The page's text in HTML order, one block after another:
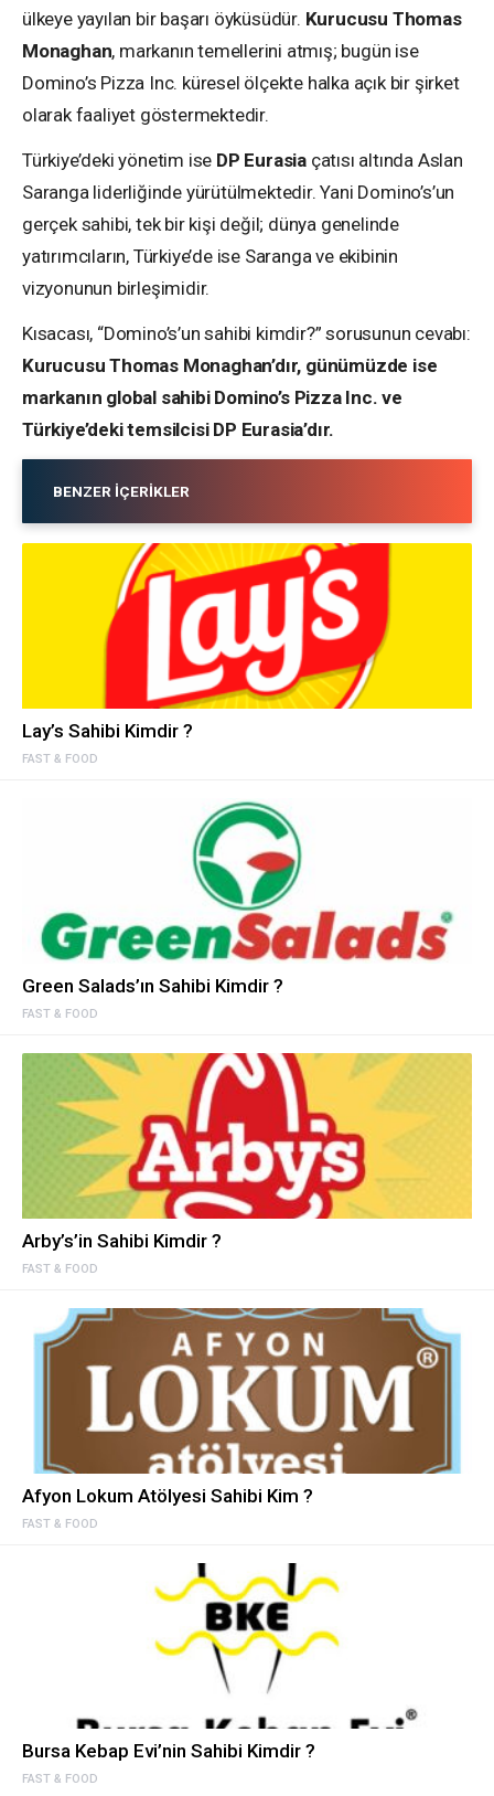
ülkeye yayılan bir başarı öyküsüdür. Kurucusu Thomas
Monaghan, markanın temellerini atmış; bugün ise
Domino’s Pizza Inc. küresel ölçekte halka açık bir şirket
olarak faaliyet göstermektedir.
Türkiye’deki yönetim ise DP Eurasia çatısı altında Aslan
Saranga liderliğinde yürütülmektedir. Yani Domino’s’un
gerçek sahibi, tek bir kişi değil; dünya genelinde
yatırımcıların, Türkiye’de ise Saranga ve ekibinin
vizyonunun birleşimidir.
Kısacası, “Domino’s’un sahibi kimdir?” sorusunun cevabı:
Kurucusu Thomas Monaghan’dır, günümüzde ise
markanın global sahibi Domino’s Pizza Inc. ve
Türkiye’deki temsilcisi DP Eurasia’dır.
BENZER İÇERIKLER
FAST & FOOD
Lay’s Sahibi Kimdir ?
FAST & FOOD
Green Salads’ın Sahibi Kimdir ?
FAST & FOOD
Arby’s’in Sahibi Kimdir ?
FAST & FOOD
Afyon Lokum Atölyesi Sahibi Kim ?
FAST & FOOD
Bursa Kebap Evi’nin Sahibi Kimdir ?